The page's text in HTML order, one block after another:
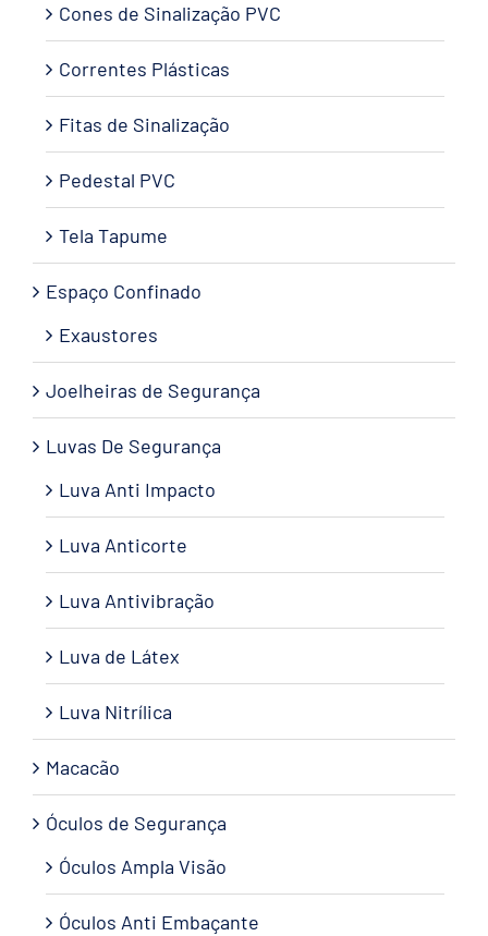
Cones de Sinalização PVC
Correntes Plásticas
Fitas de Sinalização
Pedestal PVC
Tela Tapume
Espaço Confinado
Exaustores
Joelheiras de Segurança
Luvas De Segurança
Luva Anti Impacto
Luva Anticorte
Luva Antivibração
Luva de Látex
Luva Nitrílica
Macacão
Óculos de Segurança
Óculos Ampla Visão
Óculos Anti Embaçante